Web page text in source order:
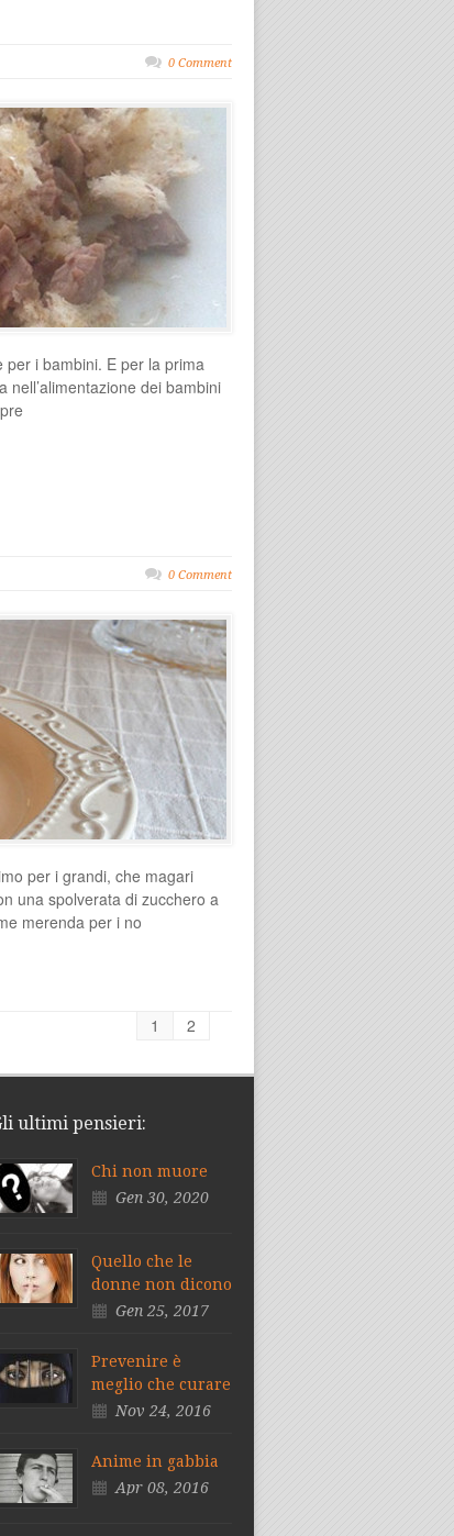
0 Comment
i bambini. E per la prima
dei bambini
0 Comment
per i grandi, che magari
una spolverata di zucchero a
merenda per i no
1 2
ultimi pensieri:
Chi non muore
Gen 30, 2020
Quello che le
donne non dicono
Gen 25, 2017
Prevenire è
meglio che curare
Nov 24, 2016
Anime in gabbia
Apr 08, 2016